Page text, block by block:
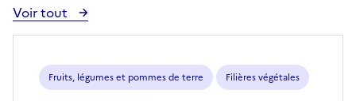
Voir tout
Voir
toutes
aides
Fruits, légumes et pommes de terre Filières végétales